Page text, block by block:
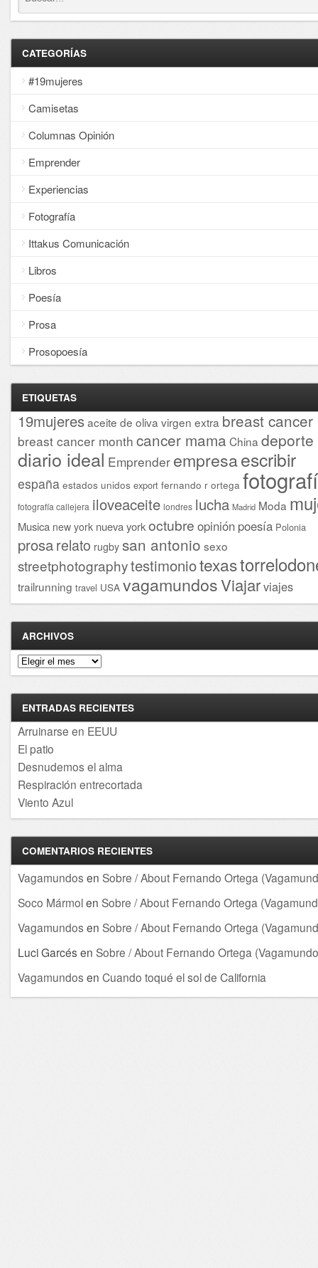
CATEGORÍAS
#19mujeres
Camisetas
Columnas Opinión
Emprender
Experiencias
Fotografía
Ittakus Comunicación
Libros
Poesía
Prosa
Prosopoesía
ETIQUETAS
19mujeresaceite de oliva virgen extra breast cancer
breast cancer month cancer mama China deporte
diario ideal Emprender empresaescribir
españa estados unidos export fernando r ortega
fotografía callejera iloveaceite londres lucha Madrid Moda
Musica new york nueva yorkoctubre opinión poesía Polonia
prosarelato rugby san antonio sexo
streetphotographytestimoniotexas
trailrunning travel USA vagamundosViajarviajes
ARCHIVOS
Archivos
ENTRADAS RECIENTES
Arruinarse en EEUU
El patio
Desnudemos el alma
Respiración entrecortada
Viento Azul
COMENTARIOS RECIENTES
Vagamundos en Sobre / About Fernando Ortega
Soco Mármolen Sobre / About Fernando Ortega
Vagamundos en Sobre / About Fernando Ortega
Luci Garcés en Sobre / About Fernando Ortega
Vagamundos en Cuando toqué el sol de California